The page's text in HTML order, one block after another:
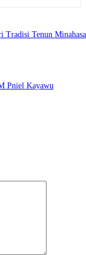
Tradisi Tenun Minahasa
Pniel Kayawu